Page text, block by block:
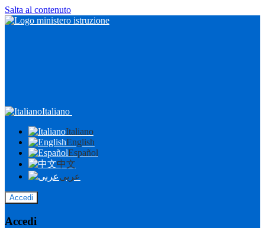
Salta al contenuto
Italiano
Italiano
English
Español
中文
عربى
Accedi
Accedi